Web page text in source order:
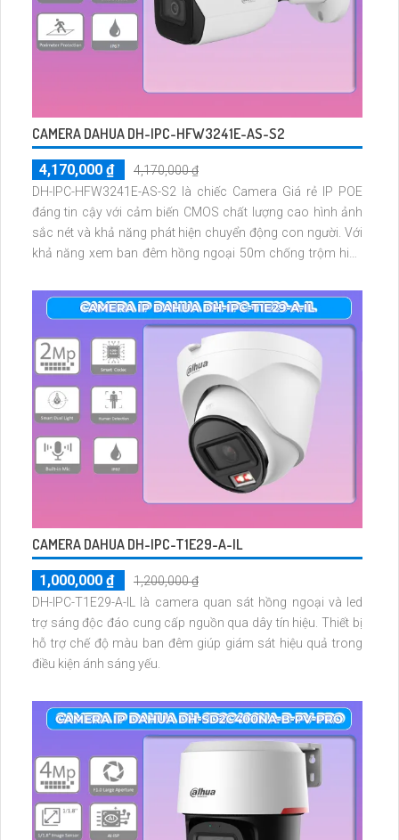
CAMERA DAHUA DH-IPC-HFW3241E-AS-S2
4,170,000 ₫
4,170,000 ₫
DH-IPC-HFW3241E-AS-S2 là chiếc Camera Giá rẻ IP POE
đáng tin cậy với cảm biến CMOS chất lượng cao hình ảnh
sắc nét và khả năng phát hiện chuyển động con người. Với
khả năng xem ban đêm hồng ngoại 50m chống trộm hiệu
trang bị ánh sáng kép thông minh
CAMERA DAHUA DH-IPC-T1E29-A-IL
1,000,000 ₫
1,200,000 ₫
DH-IPC-T1E29-A-IL là camera quan sát hồng ngoại và led
trợ sáng độc đáo cung cấp nguồn qua dây tín hiệu. Thiết bị
hỗ trợ chế độ màu ban đêm giúp giám sát hiệu quả trong
điều kiện ánh sáng yếu.